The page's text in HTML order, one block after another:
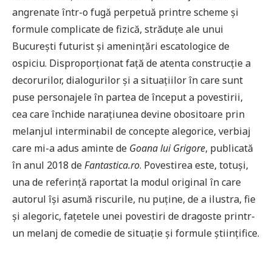
angrenate într-o fugă perpetuă printre scheme și
formule complicate de fizică, străduțe ale unui
București futurist și amenințări escatologice de
ospiciu. Disproporționat față de atenta construcție a
decorurilor, dialogurilor și a situațiilor în care sunt
puse personajele în partea de început a povestirii,
cea care închide narațiunea devine obositoare prin
melanjul interminabil de concepte alegorice, verbiaj
care mi-a adus aminte de Goana lui Grigore, publicată
în anul 2018 deFantastica.ro. Povestirea este, totuși,
una de referință raportat la modul original în care
autorul își asumă riscurile, nu puține, de a ilustra, fie
și alegoric, fațetele unei povestiri de dragoste printr-
un melanj de comedie de situație și formule științifice.